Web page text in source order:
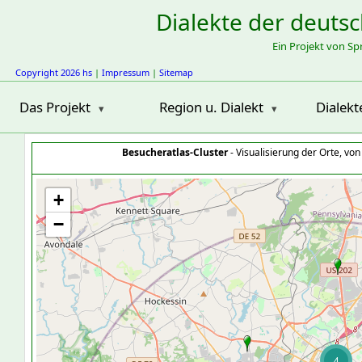
Dialekte der
Ein Projekt von
Copyright 2026 hs | Impressum | Sitemap
Das Projekt Region u. Dialekt
Besucheratlas-Cluster- Visualisierung der Orte,
+
−